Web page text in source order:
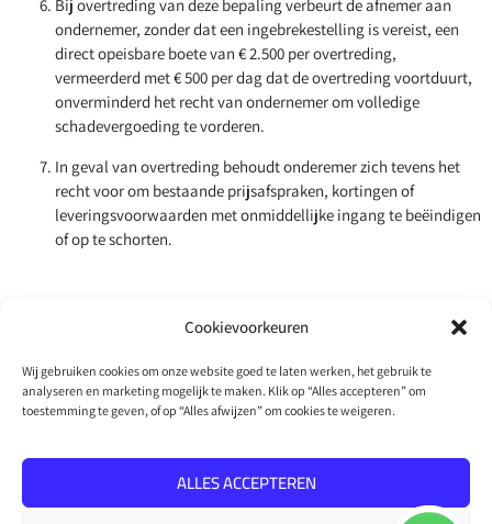
Cookievoorkeuren
Wij gebruiken cookies om onze website goed te laten werken, het gebruik te
analyseren en marketing mogelijk te maken. Klik op “Alles accepteren” om
toestemming te geven, of op “Alles afwijzen” om cookies te weigeren.
ALLES ACCEPTEREN
Bij overtreding van deze bepaling verbeurt de afnemer aan
ondernemer, zonder dat een ingebrekestelling is vereist, een
direct opeisbare boete van € 2.500 per overtreding,
vermeerderd met € 500 per dag dat de overtreding voortduurt,
onverminderd het recht van ondernemer om volledige
schadevergoeding te vorderen.
In geval van overtreding behoudt onderemer zich tevens het
recht voor om bestaande prijsafspraken, kortingen of
leveringsvoorwaarden met onmiddellijke ingang te beëindigen
of op te schorten.
Copyright 2026Blije Voeten Privacy Policy
Algemene voorwaarden